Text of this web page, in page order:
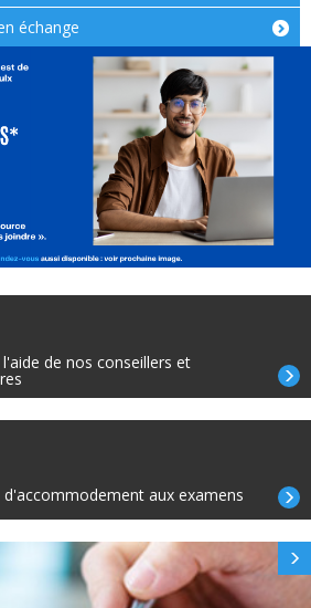
échange
de nos conseillers et
d'accommodement aux examens